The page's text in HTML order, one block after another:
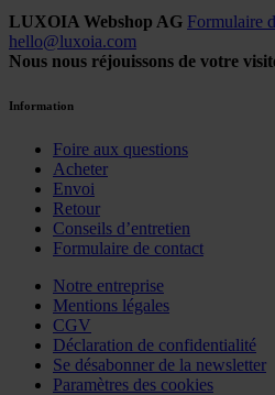
LUXOIA Webshop AG Formulaire
hello@luxoia.com
Nous nous réjouissons de votre
Information
Foire aux questions
Acheter
Envoi
Retour
Conseils d’entretien
Formulaire de contact
Notre entreprise
Mentions légales
CGV
Déclaration de confidentialité
Se désabonner de la newsletter
Paramètres des cookies